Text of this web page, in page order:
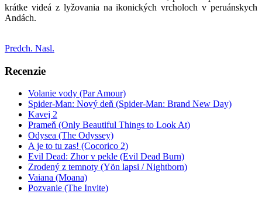
krátke videá z lyžovania na ikonických vrcholoch v peruánskych
Andách.
Predch. Nasl.
Recenzie
Volanie vody (Par Amour)
Spider-Man: Nový deň (Spider-Man: Brand New Day)
Kavej 2
Prameň (Only Beautiful Things to Look At)
Odysea (The Odyssey)
A je to tu zas! (Cocorico 2)
Evil Dead: Zhor v pekle (Evil Dead Burn)
Zrodený z temnoty (Yön lapsi / Nightborn)
Vaiana (Moana)
Pozvanie (The Invite)